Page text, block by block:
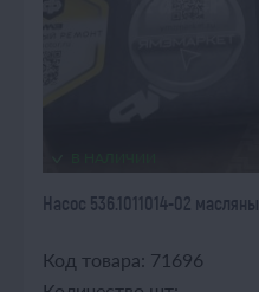
Насос 536.1011014-02
Код товара: 71696